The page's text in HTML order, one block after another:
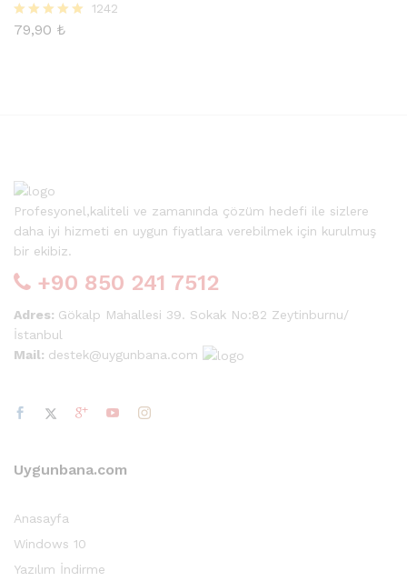
5 üzerinden
1242
79,90 ₺
Profesyonel,kaliteli ve zamanında çözüm hedefi ile sizlere
daha iyi hizmeti en uygun fiyatlara verebilmek için kurulmuş
bir ekibiz.
+90 850 241 7512
Adres: Gökalp Mahallesi 39. Sokak No:82 Zeytinburnu/
İstanbul
Mail: destek@uygunbana.com
Uygunbana.com
Anasayfa
Windows 10
Yazılım İndirme